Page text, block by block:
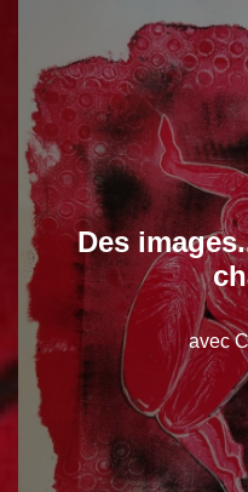
Des
avec